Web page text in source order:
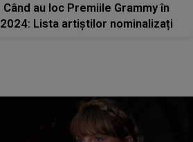
Când au loc Premiile Grammy în
2024: Lista artiștilor nominalizați